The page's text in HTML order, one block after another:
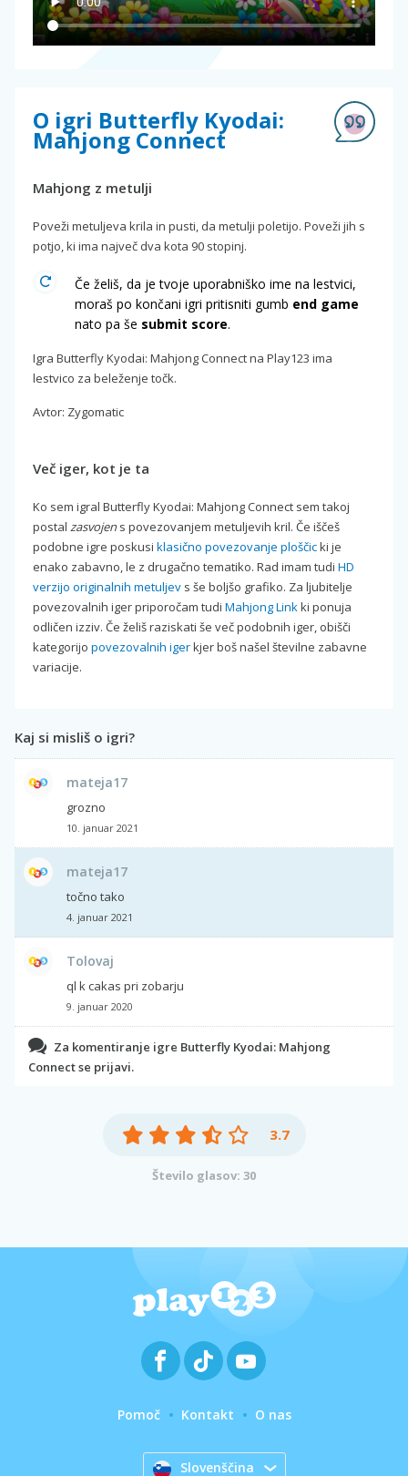
O igri Butterfly Kyodai:
Mahjong Connect
Mahjong z metulji
Poveži metuljeva krila in pusti, da metulji poletijo. Poveži jih s
potjo, ki ima največ dva kota 90 stopinj.
Če želiš, da je tvoje uporabniško ime na lestvici,
moraš po končani igri pritisniti gumb end game
nato pa še submit score.
Igra Butterfly Kyodai: Mahjong Connect na Play123 ima
lestvico za beleženje točk.
Avtor: Zygomatic
Več iger, kot je ta
Ko sem igral Butterfly Kyodai: Mahjong Connect sem takoj
postal zasvojens povezovanjem metuljevih kril. Če iščeš
podobne igre poskusi klasično povezovanje ploščicki je
enako zabavno, le z drugačno tematiko. Rad imam tudi HD
verzijo originalnih metuljev s še boljšo grafiko. Za ljubitelje
povezovalnih iger priporočam tudi Mahjong Linkki ponuja
odličen izziv. Če želiš raziskati še več podobnih iger, obišči
kategorijo povezovalnih igerkjer boš našel številne zabavne
variacije.
Kaj si misliš o igri?
mateja17
grozno
10. januar 2021
mateja17
točno tako
4. januar 2021
Tolovaj
ql k cakas pri zobarju
9. januar 2020
Za komentiranje igre Butterfly Kyodai: Mahjong
Connect se prijavi.
3.7
Število glasov: 30
Pomoč Kontakt O nas
Slovenščina